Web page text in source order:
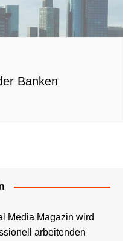
Banken
Media Magazin wird
arbeitenden